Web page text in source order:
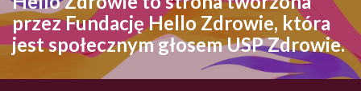
przez Fundację Hello Zdrowie, która
jest społecznym głosem USP Zdrowie.